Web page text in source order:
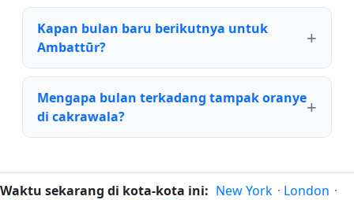
Kapan bulan baru berikutnya untuk
Ambattūr?
Mengapa bulan terkadang tampak oranye
di cakrawala?
Waktu sekarang di kota-kota ini: New York · London ·